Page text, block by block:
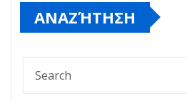
ΑΝΑΖΉΤΗΣΗ